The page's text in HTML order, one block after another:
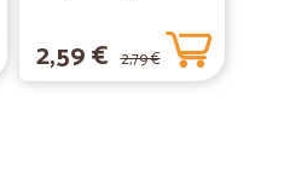
2,59 € 2,79 €